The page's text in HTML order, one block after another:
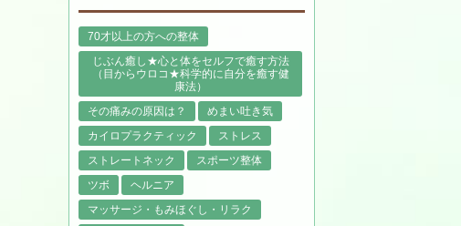
70才以上の方への整体
じぶん癒し★心と体をセルフで癒す方法
（目からウロコ★科学的に自分を癒す健
康法）
その痛みの原因は？
めまい吐き気
カイロプラクティック
ストレス
ストレートネック
スポーツ整体
ツボ
ヘルニア
マッサージ・もみほぐし・リラク